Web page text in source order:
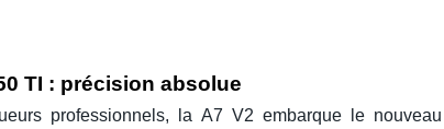
TI : précision absolue
professionnels, la A7 V2 embarque le nouveau